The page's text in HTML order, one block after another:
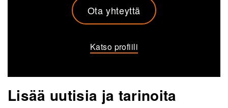
Ota yhteyttä
Katso profiili
Lisää uutisia ja tarinoita